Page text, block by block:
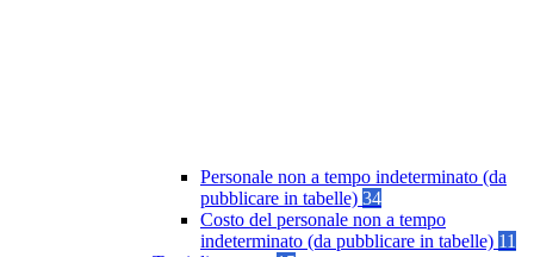
Personale non a tempo indeterminato (da
pubblicare in tabelle) 34
Costo del personale non a tempo
indeterminato (da pubblicare in tabelle) 11